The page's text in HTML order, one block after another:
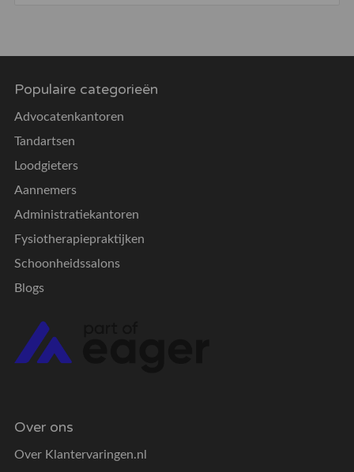
Populaire categorieën
Advocatenkantoren
Tandartsen
Loodgieters
Aannemers
Administratiekantoren
Fysiotherapiepraktijken
Schoonheidssalons
Blogs
Over ons
Over Klantervaringen.nl